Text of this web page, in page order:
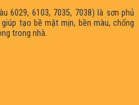
6029, 6103, 7035, 7038) là sơn phủ
tạo bề mặt mịn, bền màu, chống
trong nhà.